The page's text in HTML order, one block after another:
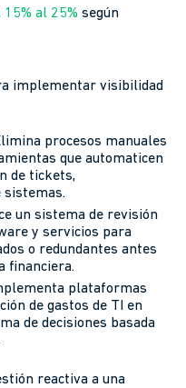
al 25% según
implementar visibilidad
procesos manuales
que automaticen
de tickets,
sistemas.
un sistema de revisión
y servicios para
o redundantes antes
financiera.
plataformas
de gastos de TI en
de decisiones basada
reactiva a una